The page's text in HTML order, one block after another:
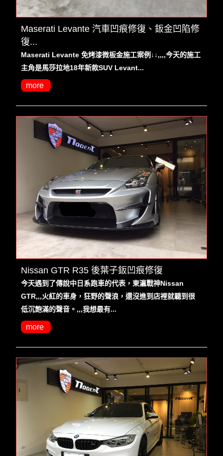
Maserati Levante 汽車凹痕修復、鈑金凹陷修
復...
Maserati Levante 免烤漆微板金施工案例↓↓,,,,今天的施工
主角是馬莎拉地18年新款SUV Levant...
more
Nissan GTR R35 後葉子鈑凹痕修復
今天遇到了傳說中日系跑車的代表，東瀛戰神Nissan
GTR,,,火紅的車身，狂野的聲浪，還沒進到店裡就聽到很
低沉飽滿的聲音。,,,我想最有...
more